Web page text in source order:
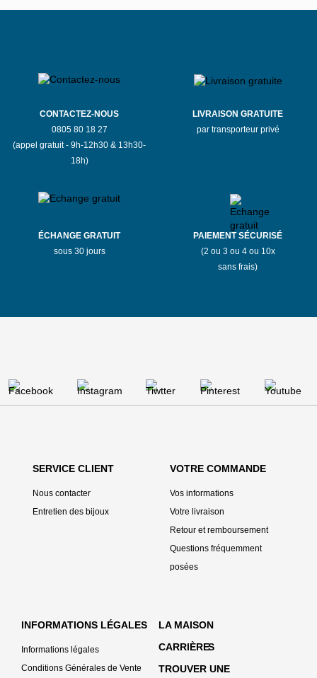
CONTACTEZ-NOUS
0805 80 18 27
(appel gratuit - 9h-12h30 & 13h30-
18h)
LIVRAISON GRATUITE
par transporteur privé
ÉCHANGE GRATUIT
sous 30 jours
PAIEMENT SÉCURISÉ
(2 ou 3 ou 4 ou 10x
sans frais)
SERVICE CLIENT
Nous contacter
Entretien des bijoux
VOTRE COMMANDE
Vos informations
Votre livraison
Retour et remboursement
Questions fréquemment
posées
INFORMATIONS LÉGALES
Informations légales
Conditions Générales de Vente
LA MAISON
CARRIÈRES
TROUVER UNE